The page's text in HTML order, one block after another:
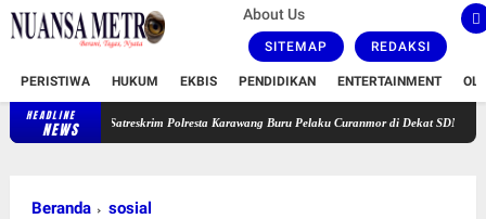
About Us
SITEMAP REDAKSI
PERISTIWA HUKUM EKBIS PENDIDIKAN ENTERTAINMENT
HEADLINE
NEWS
Satreskrim Polresta Karawang Buru Pelaku Curanmor di Dekat SDN Palumbonsari I,
Beranda sosial